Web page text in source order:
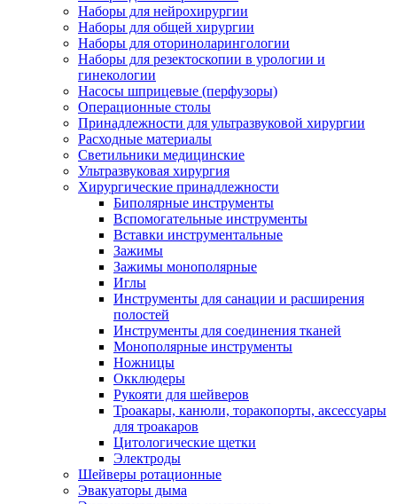
Наборы для нейрохирургии
Наборы для общей хирургии
Наборы для оториноларингологии
Наборы для резектоскопии в урологии и
гинекологии
Насосы шприцевые (перфузоры)
Операционные столы
Принадлежности для ультразвуковой хирургии
Расходные материалы
Светильники медицинские
Ультразвуковая хирургия
Хирургические принадлежности
Биполярные инструменты
Вспомогательные инструменты
Вставки инструментальные
Зажимы
Зажимы монополярные
Иглы
Инструменты для санации и расширения
полостей
Инструменты для соединения тканей
Монополярные инструменты
Ножницы
Окклюдеры
Рукояти для шейверов
Троакары, канюли, торакопорты, аксессуары
для троакаров
Цитологические щетки
Электроды
Шейверы ротационные
Эвакуаторы дыма